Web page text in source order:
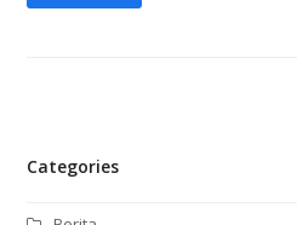
Categories